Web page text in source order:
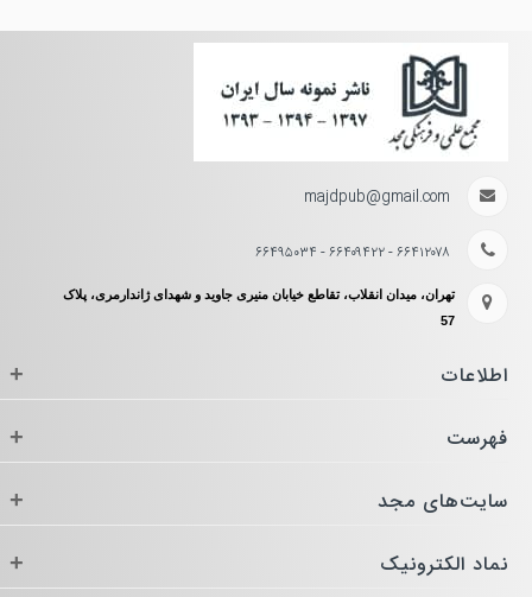
majdpub@gmail.com
۶۶۴۱۲۰۷۸ - ۶۶۴۰۹۴۲۲ - ۶۶۴۹۵۰۳۴
تهران، میدان انقلاب، تقاطع خیابان منیری جاوید و شهدای ژاندارمری، پلاک
57
اطلاعات +
فهرست +
سایت‌های مجد +
نماد الکترونیک +